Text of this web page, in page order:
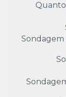
Sondagem